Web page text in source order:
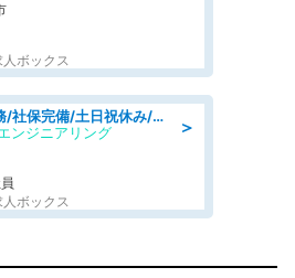
ボックス
＞
9時～17時の勤務/社保完備/土日祝休み/人物重視の選考/マイカー通勤OK
ンジニアリング
ボックス